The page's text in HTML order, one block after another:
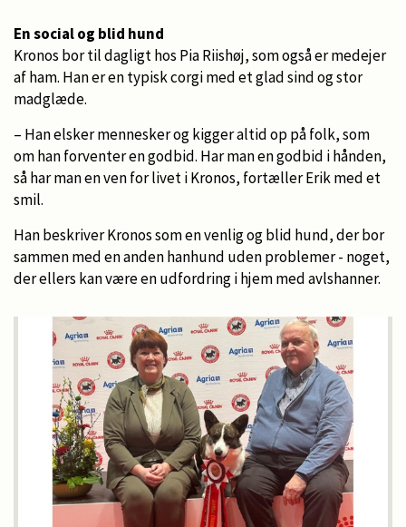
En social og blid hund
Kronos bor til dagligt hos Pia Riishøj, som også er medejer
af ham. Han er en typisk corgi med et glad sind og stor
madglæde.
– Han elsker mennesker og kigger altid op på folk, som
om han forventer en godbid. Har man en godbid i hånden,
så har man en ven for livet i Kronos, fortæller Erik med et
smil.
Han beskriver Kronos som en venlig og blid hund, der bor
sammen med en anden hanhund uden problemer - noget,
der ellers kan være en udfordring i hjem med avlshanner.